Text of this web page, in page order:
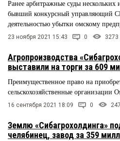
Ранее арбитражные суды нескольких
бывший конкурсный управляющий
деятельностью убытки омскому
23 ноября 2021 15:43 0 3273
Агропроизводства
выставили на торги за 609
Преимущественное право на
сельскохозяйственные организации
16 сентября 2021 18:09 0
Землю «Сибагрохолдинга»
челябинец, завод за 359